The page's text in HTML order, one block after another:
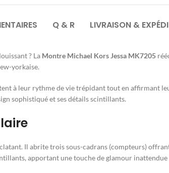
Q & R LIVRAISON &
? La Montre Michael Kors Jessa MK7205
yorkaise.
à leur rythme de vie trépidant tout en affirmant
sophistiqué et ses détails scintillants.
Il abrite trois sous-cadrans (compteurs)
apportant une touche de glamour inattendue